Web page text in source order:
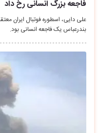
فاجعه بزرگ انسانی رخ داد
علی دایی، اسطوره فوتبال ایران
بندرعباس یک فاجعه انسانی بود.